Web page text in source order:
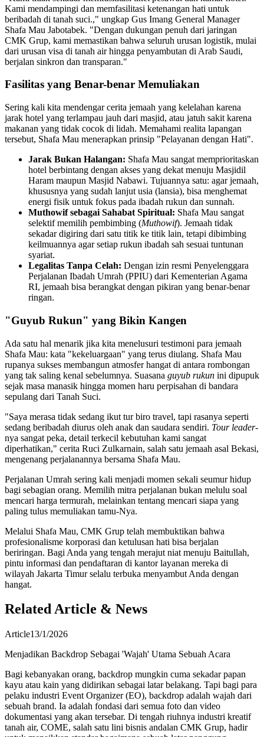
Kami mendampingi dan memfasilitasi ketenangan hati untuk
beribadah di tanah suci.," ungkap Gus Imang General Manager
Shafa Mau Jabotabek. "Dengan dukungan penuh dari jaringan
CMK Grup, kami memastikan bahwa seluruh urusan logistik, mulai
dari urusan visa di tanah air hingga penyambutan di Arab Saudi,
berjalan sinkron dan transparan."
Fasilitas yang Benar-benar Memuliakan
Sering kali kita mendengar cerita jemaah yang kelelahan karena
jarak hotel yang terlampau jauh dari masjid, atau jatuh sakit karena
makanan yang tidak cocok di lidah. Memahami realita lapangan
tersebut, Shafa Mau menerapkan prinsip "Pelayanan dengan Hati".
Jarak Bukan Halangan: Shafa Mau sangat memprioritaskan
hotel berbintang dengan akses yang dekat menuju Masjidil
Haram maupun Masjid Nabawi. Tujuannya satu: agar jemaah,
khususnya yang sudah lanjut usia (lansia), bisa menghemat
energi fisik untuk fokus pada ibadah rukun dan sunnah.
Muthowif sebagai Sahabat Spiritual: Shafa Mau sangat
selektif memilih pembimbing (Muthowif). Jemaah tidak
sekadar digiring dari satu titik ke titik lain, tetapi dibimbing
keilmuannya agar setiap rukun ibadah sah sesuai tuntunan
syariat.
Legalitas Tanpa Celah: Dengan izin resmi Penyelenggara
Perjalanan Ibadah Umrah (PPIU) dari Kementerian Agama
RI, jemaah bisa berangkat dengan pikiran yang benar-benar
ringan.
"Guyub Rukun" yang Bikin Kangen
Ada satu hal menarik jika kita menelusuri testimoni para jemaah
Shafa Mau: kata "kekeluargaan" yang terus diulang. Shafa Mau
rupanya sukses membangun atmosfer hangat di antara rombongan
yang tak saling kenal sebelumnya. Suasana guyub rukun ini dipupuk
sejak masa manasik hingga momen haru perpisahan di bandara
sepulang dari Tanah Suci.
"Saya merasa tidak sedang ikut tur biro travel, tapi rasanya seperti
sedang beribadah diurus oleh anak dan saudara sendiri. Tour leader-
nya sangat peka, detail terkecil kebutuhan kami sangat
diperhatikan," cerita Ruci Zulkarnain, salah satu jemaah asal Bekasi,
mengenang perjalanannya bersama Shafa Mau.
Perjalanan Umrah sering kali menjadi momen sekali seumur hidup
bagi sebagian orang. Memilih mitra perjalanan bukan melulu soal
mencari harga termurah, melainkan tentang mencari siapa yang
paling tulus memuliakan tamu-Nya.
Melalui Shafa Mau, CMK Grup telah membuktikan bahwa
profesionalisme korporasi dan ketulusan hati bisa berjalan
beriringan. Bagi Anda yang tengah merajut niat menuju Baitullah,
pintu informasi dan pendaftaran di kantor layanan mereka di
wilayah Jakarta Timur selalu terbuka menyambut Anda dengan
hangat.
Related Article & News
Article13/1/2026
Menjadikan Backdrop Sebagai 'Wajah' Utama Sebuah Acara
Bagi kebanyakan orang, backdrop mungkin cuma sekadar papan
kayu atau kain yang didirikan sebagai latar belakang. Tapi bagi para
pelaku industri Event Organizer (EO), backdrop adalah wajah dari
sebuah brand. Ia adalah fondasi dari semua foto dan video
dokumentasi yang akan tersebar. Di tengah riuhnya industri kreatif
tanah air, COME, salah satu lini bisnis andalan CMK Grup, hadir